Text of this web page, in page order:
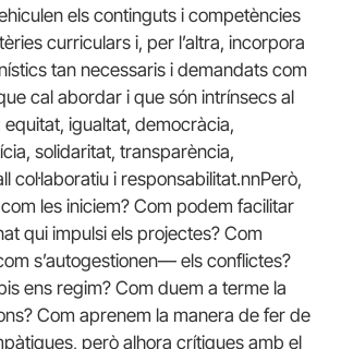
els continguts i competències
curriculars i, per l’altra, incorpora
tan necessaris i demandats com
cal abordar i que són intrínsecs al
igualtat, democràcia,
solidaritat, transparència,
col·laboratiu i responsabilitat.nnPerò,
les iniciem? Com podem facilitar
qui impulsi els projectes? Com
s’autogestionen— els conflictes?
ens regim? Com duem a terme la
Com aprenem la manera de fer de
però alhora crítiques amb el